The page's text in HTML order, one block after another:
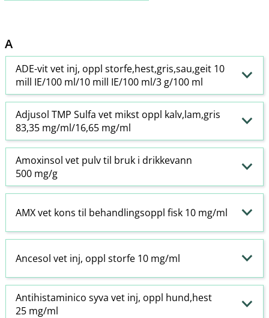
A
ADE-vit vet inj, oppl storfe,hest,gris,sau,geit 10
mill IE/100 ml/10 mill IE/100 ml/3 g/100 ml
Adjusol TMP Sulfa vet mikst oppl kalv,lam,gris
83,35 mg/ml/16,65 mg/ml
Amoxinsol vet pulv til bruk i drikkevann
500 mg/g
AMX vet kons til behandlingsoppl fisk 10 mg/ml
Ancesol vet inj, oppl storfe 10 mg/ml
Antihistaminico syva vet inj, oppl hund,hest
25 mg/ml